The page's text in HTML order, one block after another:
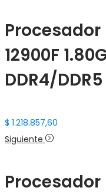
Procesador
12900F
DDR4/DDR5
$ 1.218.857,60
Siguiente
Procesador